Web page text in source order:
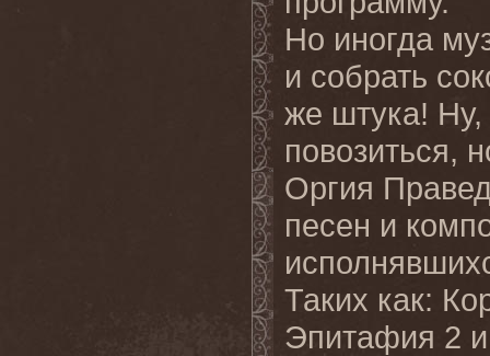
Но иногда
и собрать
же штука! Ну,
повозиться,
Оргия
песен и
Таких как:
Эпитафия 2 и